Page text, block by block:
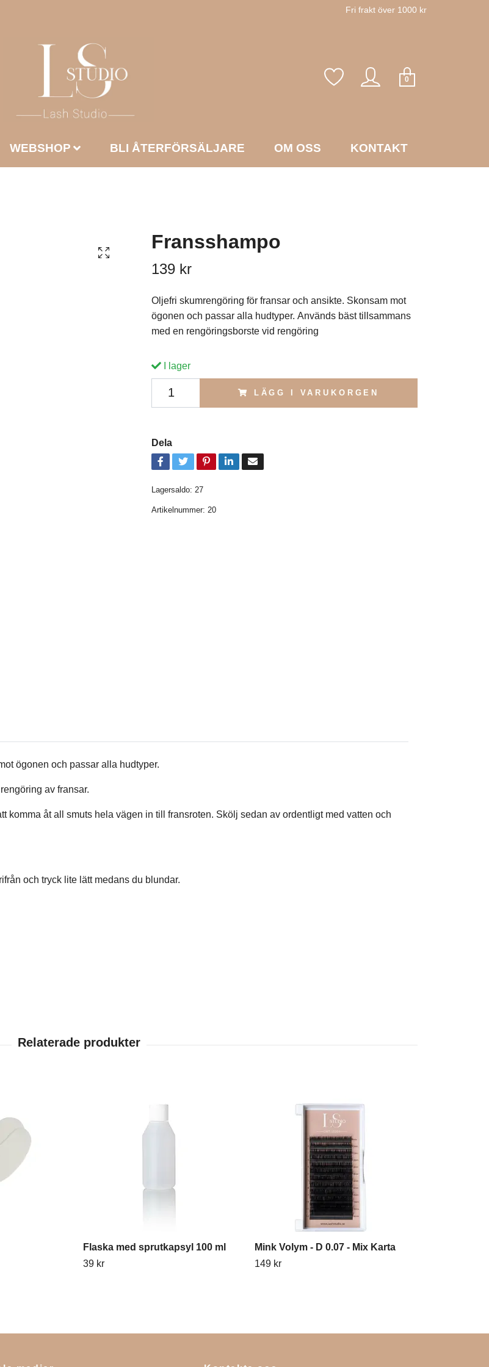
Fri frakt över 1000 kr
0
WEBSHOP BLI ÅTERFÖRSÄLJARE OM OSS KONTAKT
Fransshampo
139 kr
Oljefri skumrengöring för fransar och ansikte. Skonsam mot
ögonen och passar alla hudtyper. Används bäst tillsammans
med en rengöringsborste vid rengöring
I lager
LÄGG I VARUKORGEN
Dela
Lagersaldo: 27
Artikelnummer: 20
ögonen och passar alla hudtyper.
av fransar.
komma åt all smuts hela vägen in till fransroten. Skölj sedan av ordentligt med vatten och
och tryck lite lätt medans du blundar.
Flaska med sprutkapsyl 100 ml
39 kr
Mink Volym - D 0.07 - Mix Karta
149 kr